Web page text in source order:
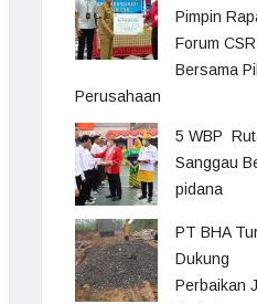
Pimpin
Forum CSR
Bersama
Perusahaan
5 WBP
Sanggau
pidana
PT BHA
Dukung
Perbaikan